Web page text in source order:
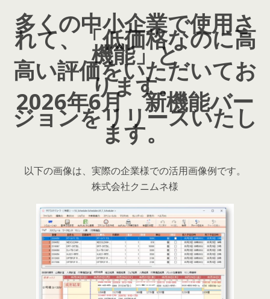
多くの中小企業で使用さ
れて、「低価格なのに高
機能」と
高い評価をいただいてお
ります。
2026年6月 新機能バー
ジョンをリリースいたし
ます。
以下の画像は、実際の企業様での活用画像例です。
株式会社クニムネ様